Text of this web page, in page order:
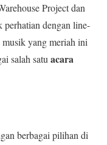
Project dan
perhatian dengan line-
musik yang meriah ini
salah satu acara
berbagai pilihan di